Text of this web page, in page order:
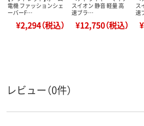
電機 ファッションシェ
ーバーF…
¥2,294（税込）
スイオン 静音 軽量 高
速ブラ…
¥12,750（税込）
ス
速
レビュー（0件）